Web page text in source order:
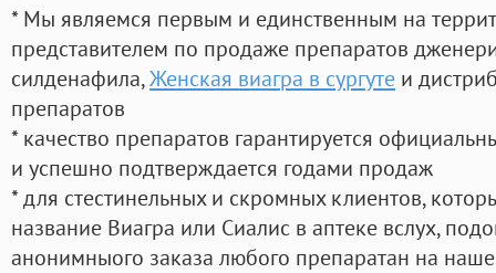
* Мы являемся первым и единственным на
представителем по продаже препаратов
силденафила,Женская виагра в сургуте и
препаратов
* качество препаратов гарантируется
и успешно подтверждается годами продаж
* для стестинельных и скромных клиентов,
название Виагра или Сиалис в аптеке вслух,
анонимныого заказа любого препаратан на